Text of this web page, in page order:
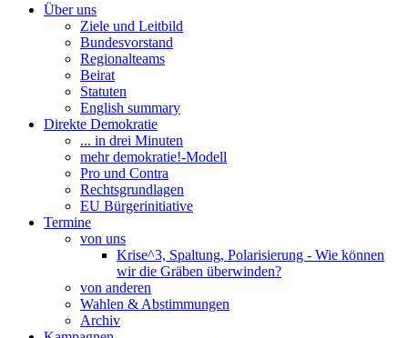
Über uns
Ziele und Leitbild
Bundesvorstand
Regionalteams
Beirat
Statuten
English summary
Direkte Demokratie
... in drei Minuten
mehr demokratie!-Modell
Pro und Contra
Rechtsgrundlagen
EU Bürgerinitiative
Termine
von uns
Krise^3, Spaltung, Polarisierung - Wie können
wir die Gräben überwinden?
von anderen
Wahlen & Abstimmungen
Archiv